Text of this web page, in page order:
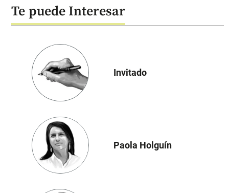
Te puede Interesar
Invitado
Paola Holguín